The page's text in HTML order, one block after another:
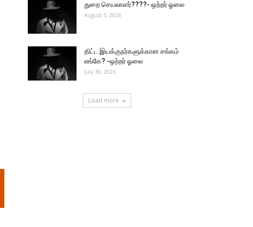
துறை செயலாளர்????- ஒற்றர் ஓலை
August 5, 2026
திட்ட இயக்குநர்களுக்கான சங்கம்
எங்கே? -ஒற்றர் ஓலை
July 30, 2026
Load more